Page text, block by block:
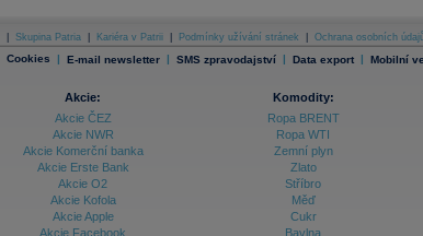
Skupina Patria Kariéra v Patrii Podmínky užívání stránek Ochrana osobních
Cookies | E-mail newsletter | SMS zpravodajství | Data export | Mobilní
Akcie:
Akcie ČEZ
Akcie NWR
Akcie Komerční banka
Akcie Erste Bank
Akcie O2
Akcie Kofola
Akcie Apple
Akcie Facebook
Komodity:
Ropa BRENT
Ropa WTI
Zemní plyn
Zlato
Stříbro
Měď
Cukr
Bavlna